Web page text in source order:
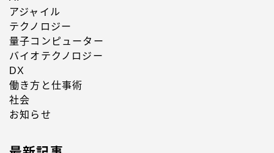
アジャイル
テクノロジー
量子コンピューター
バイオテクノロジー
DX
働き方と仕事術
社会
お知らせ